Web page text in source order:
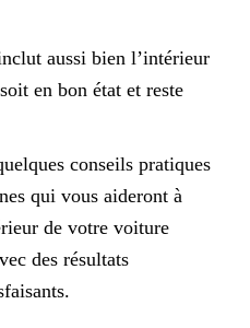
aussi bien l’intérieur
en bon état et reste
conseils pratiques
qui vous aideront à
de votre voiture
des résultats